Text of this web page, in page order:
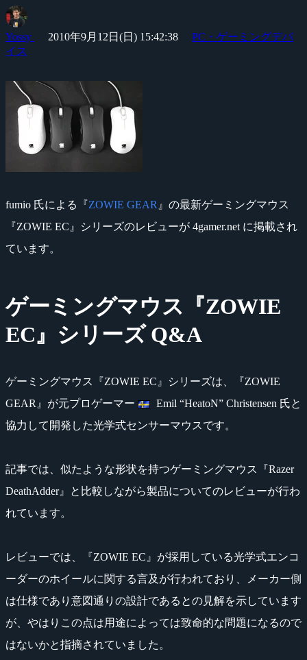
Yossy 2010年9月12日(日) 15:42:38
PC・ゲーミングデバ
イス
fumio 氏による『ZOWIE GEAR 』の最新ゲーミングマウス
『ZOWIE EC』シリーズのレビューが 4gamer.net に掲載され
ています。
ゲーミングマウス『ZOWIE
EC』シリーズ Q&A
ゲーミングマウス『ZOWIE EC』シリーズは、『ZOWIE
GEAR』が元プロゲーマー
Emil “HeatoN” Christensen 氏と
協力して開発した光学式センサーマウスです。
記事では、似たような形状を持つゲーミングマウス『Razer
DeathAdder』と比較しながら製品についてのレビューが行わ
れています。
レビューでは、『ZOWIE EC』が採用している光学式エンコ
ーダーのホイールに関する言及が行われており、メーカー側
は仕様であり意図通りの設計であるとの見解を示しています
が、やはりこの点は用途によっては致命的な問題になるので
はないかと指摘されていました。